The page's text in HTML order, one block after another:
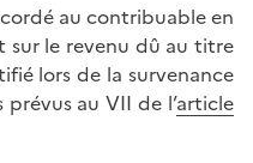
au contribuable en
sur le revenu dû au titre
lors de la survenance
au VII de l’article